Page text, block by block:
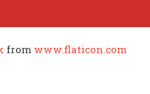
from www.flaticon.com